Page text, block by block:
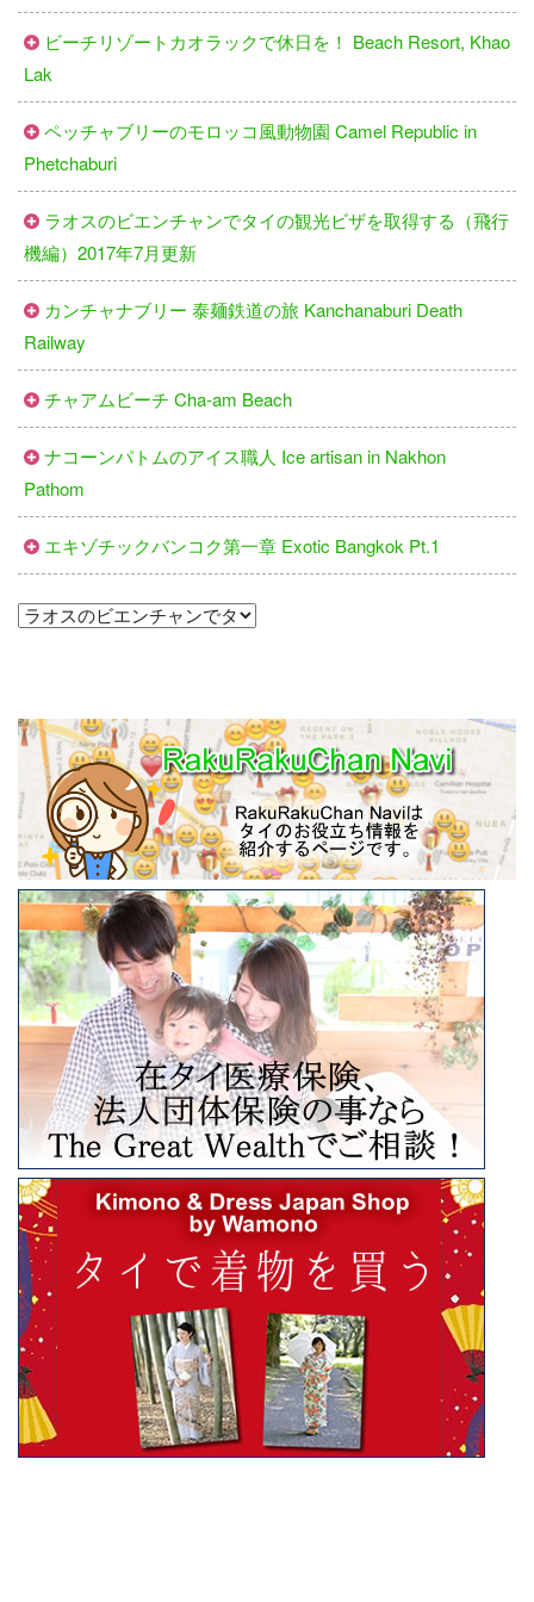
ビーチリゾートカオラックで休日を！ Beach Resort, Khao
Lak
ペッチャブリーのモロッコ風動物園 Camel Republic in
Phetchaburi
ラオスのビエンチャンでタイの観光ビザを取得する（飛行
機編）2017年7月更新
カンチャナブリー 泰麺鉄道の旅 Kanchanaburi Death
Railway
チャアムビーチ​ Cha-am Beach
ナコーンパトムのアイス職人 Ice artisan in Nakhon
Pathom
エキゾチックバンコク第一章 Exotic Bangkok Pt.1